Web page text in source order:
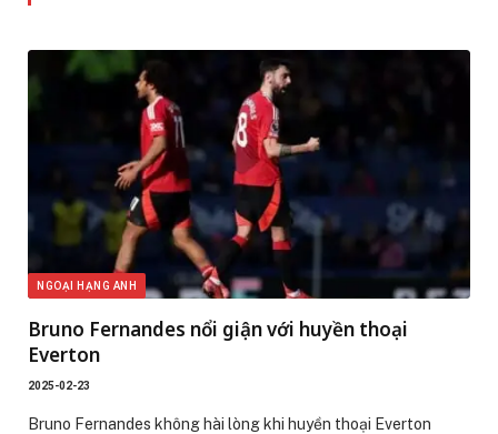
NGOẠI HẠNG ANH
Bruno Fernandes nổi giận với huyền thoại
Everton
2025-02-23
Bruno Fernandes không hài lòng khi huyền thoại Everton